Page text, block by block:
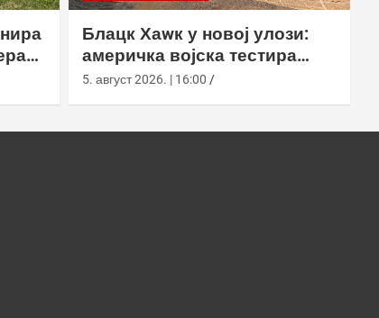
Блацк Хаwк у новој улози:
америчка војска тестира
лансирање роја наоружаних
5. август 2026. | 16:00